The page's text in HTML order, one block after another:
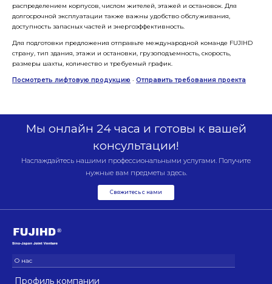
распределением корпусов, числом жителей, этажей и остановок. Для
долгосрочной эксплуатации также важны удобство обслуживания,
доступность запасных частей и энергоэффективность.
Для подготовки предложения отправьте международной команде FUJIHD
страну, тип здания, этажи и остановки, грузоподъемность, скорость,
размеры шахты, количество и требуемый график.
Посмотреть лифтовую продукцию · Отправить требования проекта
Мы онлайн 24 часа и готовы к вашей
консультации!
Наслаждайтесь нашими профессиональными услугами. Получите
нужные вам предметы здесь.
Свяжитесь с нами
Профиль компании